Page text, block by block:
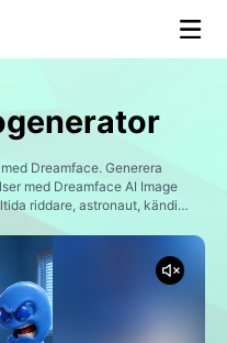
Dreamface. Generera
med Dreamface AI Image
riddare, astronaut, kändis,
fantasiresor och viral
bilder och dynamisk action.